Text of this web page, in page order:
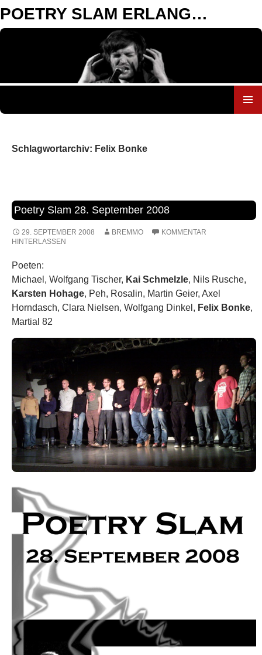
POETRY SLAM ERLANGEN
Schlagwortarchiv: Felix Bonke
Poetry Slam 28. September 2008
29. SEPTEMBER 2008 BREMMO
KOMMENTAR
HINTERLASSEN
Poeten:
Michael, Wolfgang Tischer, Kai Schmelzle, Nils Rusche,
Karsten Hohage, Peh, Rosalin, Martin Geier, Axel
Horndasch, Clara Nielsen, Wolfgang Dinkel, Felix Bonke,
Martial 82